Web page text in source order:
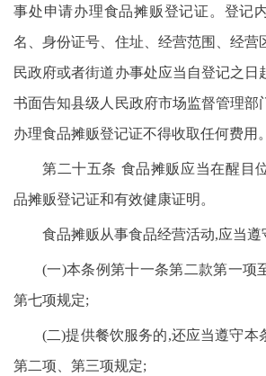
事处申请办理食品摊贩登记证。登记
名、身份证号、住址、经营范围、经营
民政府或者街道办事处应当自登记之日
书面告知县级人民政府市场监督管理部
办理食品摊贩登记证不得收取任何费用。
第二十五条 食品摊贩应当在醒目
品摊贩登记证和有效健康证明。
食品摊贩从事食品经营活动,应当遵
(一)本条例第十一条第二款第一项
第七项规定;
(二)提供餐饮服务的,还应当遵守本
第二项、第三项规定;